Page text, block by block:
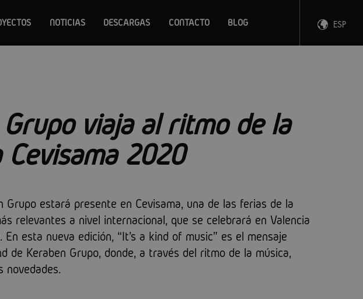
NOTICIAS DESCARGAS CONTACTO BLOG ESP
ENG
viaja al ritmo de la
Cevisama 2020
Grupo estará presente en Cevisama, una de las ferias de la
relevantes a nivel internacional, que se celebrará en Valencia
esta nueva edición, “It's a kind of music” es el mensaje
de Keraben Grupo, donde, a través del ritmo de la música,
novedades.